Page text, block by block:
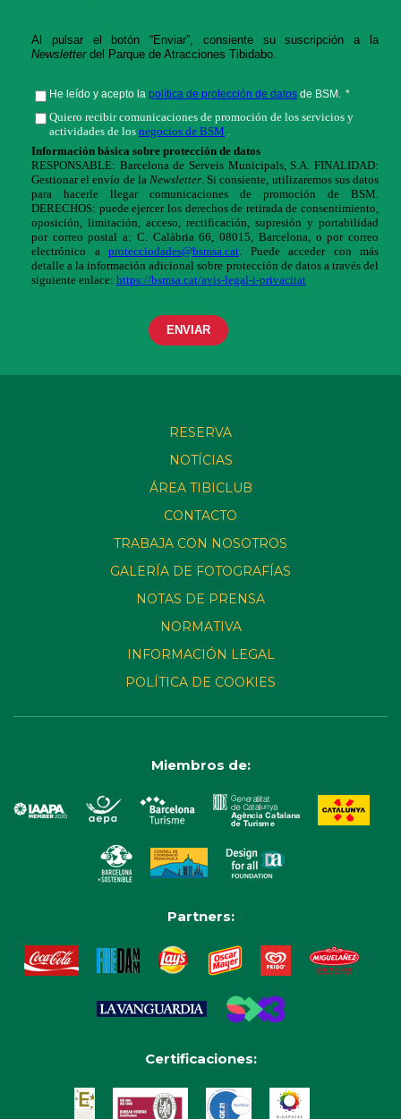
RESERVA
NOTÍCIAS
ÁREA TIBICLUB
CONTACTO
TRABAJA CON NOSOTROS
GALERÍA DE FOTOGRAFÍAS
NOTAS DE PRENSA
NORMATIVA
INFORMACIÓN LEGAL
POLÍTICA DE COOKIES
Miembros de:
Partners:
Certificaciones: